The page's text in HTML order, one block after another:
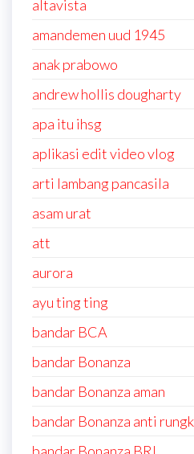
altavista
amandemen uud 1945
anak prabowo
andrew hollis dougharty
apa itu ihsg
aplikasi edit video vlog
arti lambang pancasila
asam urat
att
aurora
ayu ting ting
bandar BCA
bandar Bonanza
bandar Bonanza aman
bandar Bonanza anti